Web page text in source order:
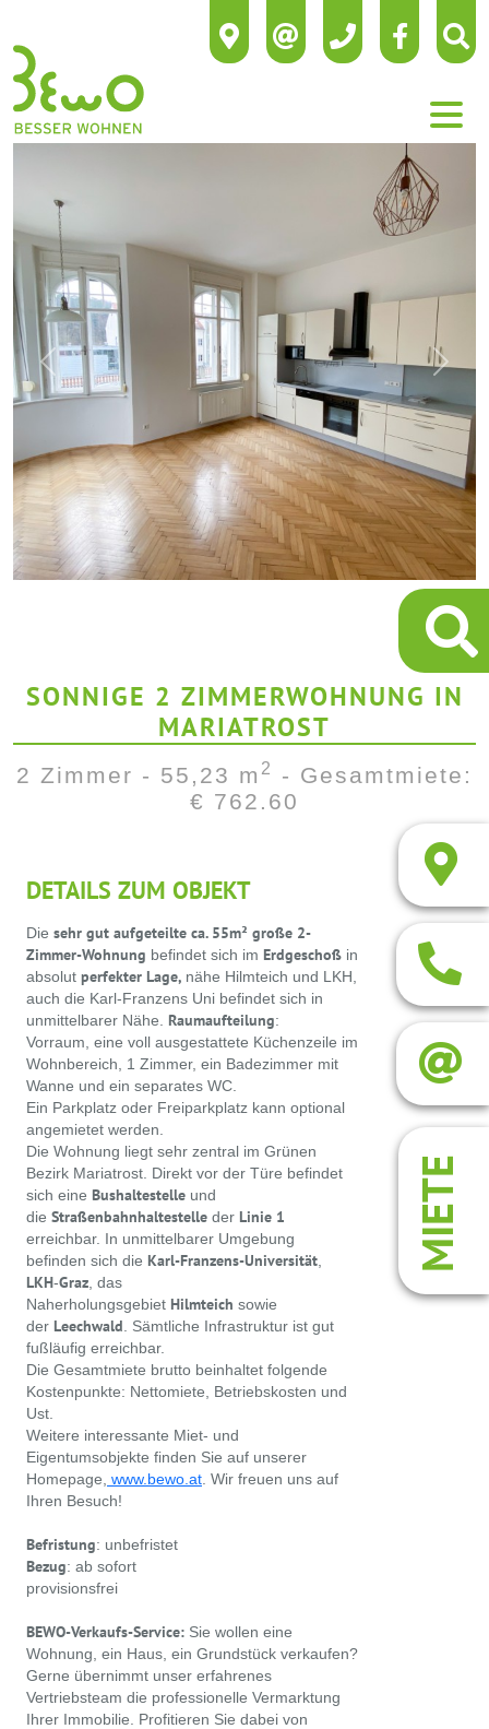
Previous Next
SONNIGE 2 ZIMMERWOHNUNG IN
MARIATROST
2 Zimmer - 55,23 m 2
- Gesamtmiete:
€ 762.60
DETAILS ZUM OBJEKT
Die sehr gut aufgeteilte ca. 55m² große 2-
Zimmer-Wohnung befindet sich im Erdgeschoß in
absolut perfekter Lage, nähe Hilmteich und LKH,
auch die Karl-Franzens Uni befindet sich in
unmittelbarer Nähe. Raumaufteilung:
Vorraum, eine voll ausgestattete Küchenzeile im
Wohnbereich, 1 Zimmer, ein Badezimmer mit
Wanne und ein separates WC.
Ein Parkplatz oder Freiparkplatz kann optional
angemietet werden.
Die Wohnung liegt sehr zentral im Grünen
Bezirk Mariatrost. Direkt vor der Türe befindet
sich eine Bushaltestelle und
die Straßenbahnhaltestelle der Linie 1
erreichbar. In unmittelbarer Umgebung
befinden sich die Karl-Franzens-Universität
LKH-Graz , das
Naherholungsgebiet Hilmteich sowie
der Leechwald . Sämtliche Infrastruktur ist gut
fußläufig erreichbar.
Die Gesamtmiete brutto beinhaltet folgende
Kostenpunkte: Nettomiete, Betriebskosten und
Ust.
Weitere interessante Miet- und
Eigentumsobjekte finden Sie auf unserer
Homepage, www.bewo.at . Wir freuen uns auf
Ihren Besuch!
Befristung: unbefristet
Bezug: ab sofort
provisionsfrei
BEWO-Verkaufs-Service: Sie wollen eine
Wohnung, ein Haus, ein Grundstück verkaufen?
Gerne übernimmt unser erfahrenes
Vertriebsteam die professionelle Vermarktung
Ihrer Immobilie. Profitieren Sie dabei von
MIETE